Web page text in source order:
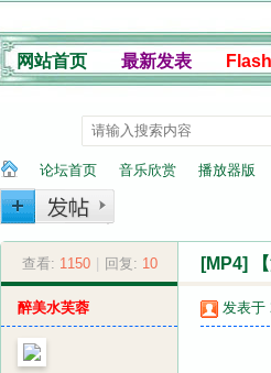
网站首页 最新发表
»
论坛首页 音乐欣赏 播放器版
查看: 1150 回复: 10 [MP4]
醉美水芙蓉 发表于